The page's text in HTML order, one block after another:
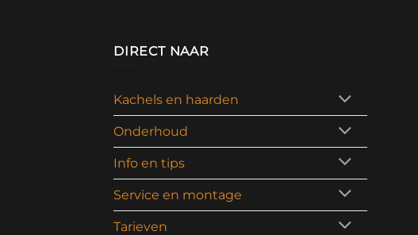
DIRECT NAAR
Kachels en haarden
Onderhoud
Info en tips
Service en montage
Tarieven